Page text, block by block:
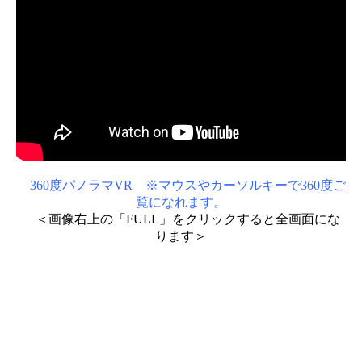
360度パノラマVR ※マウスやカーソルキーで360度ご
覧になれます。
＜画像右上の「FULL」をクリックすると全画面にな
ります＞